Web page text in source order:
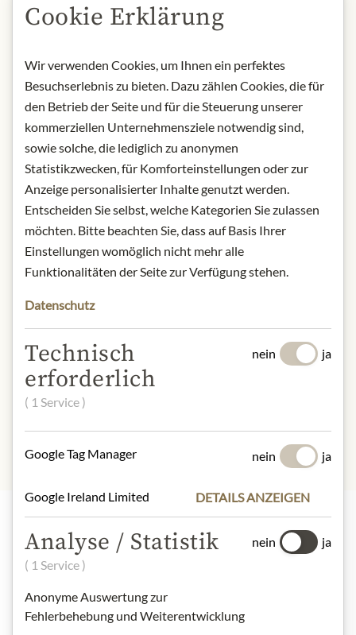
Art.Nr.:324718#0.100
BESCHREIBUNG
Produktbezeichnung: Boysenbeere
und Mango aromatisierter Grüner Tee
Herkunft: Deutschland
Aufbewahrung: Kühl, trocken und
lichtgeschützt aufbewahren.
Kontakt: Julius Meinl am Graben
GmbH, Graben 19, 1010 Wien,
* Wir bitten um Verständnis, dass das
ZUTATEN & ALLERGENE
China Sencha Grüner Tee,
Malvenblüten, Aromen, Rosenblüten
Highlights aus unserem Sortiment
Meinls Kollektion
Cookie Erklärung
Wir verwenden Cookies, um Ihnen ein perfektes
Besuchserlebnis zu bieten. Dazu zählen Cookies, die für
den Betrieb der Seite und für die Steuerung unserer
kommerziellen Unternehmensziele notwendig sind,
sowie solche, die lediglich zu anonymen
Statistikzwecken, für Komforteinstellungen oder zur
Anzeige personalisierter Inhalte genutzt werden.
Entscheiden Sie selbst, welche Kategorien Sie zulassen
möchten. Bitte beachten Sie, dass auf Basis Ihrer
Einstellungen womöglich nicht mehr alle
Funktionalitäten der Seite zur Verfügung stehen.
Datenschutz
Technisch
erforderlich
( 1 Service )
nein ja
Google Tag Manager nein ja
Google Ireland Limited DETAILS ANZEIGEN
Analyse / Statistik
( 1 Service )
Anonyme Auswertung zur
Fehlerbehebung und Weiterentwicklung
nein ja